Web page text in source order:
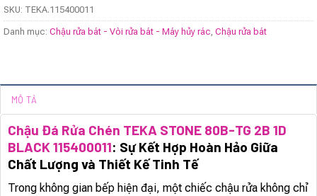
SKU: TEKA.115400011
Danh mục: Chậu rửa bát - Vòi rửa bát - Máy hủy rác Chậu rửa bát
MÔ TẢ
Chậu Đá Rửa Chén TEKA STONE 80B-TG 2B 1D
BLACK 115400011: Sự Kết Hợp Hoàn Hảo Giữa
Chất Lượng và Thiết Kế Tinh Tế
Trong không gian bếp hiện đại, một chiếc chậu rửa không chỉ